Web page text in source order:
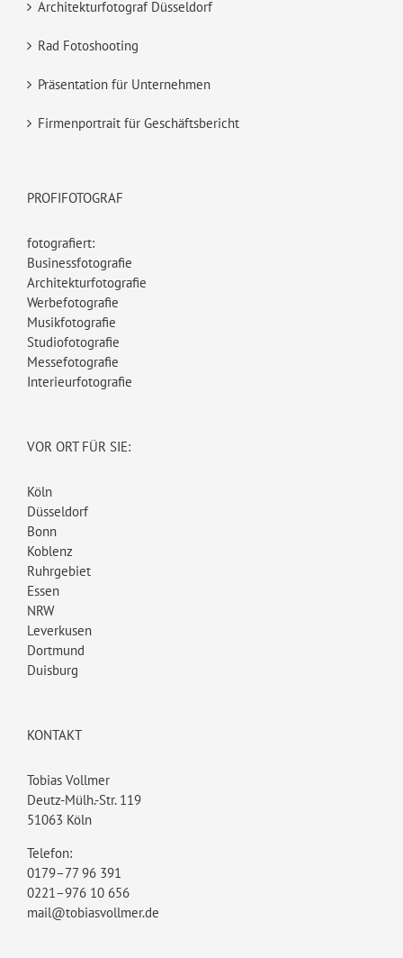
Architekturfotograf Düsseldorf
Rad Fotoshooting
Präsentation für Unternehmen
Firmenportrait für Geschäftsbericht
PROFIFOTOGRAF
fotografiert:
Businessfotografie
Architekturfotografie
Werbefotografie
Musikfotografie
Studiofotografie
Messefotografie
Interieurfotografie
VOR ORT FÜR SIE:
Köln
Düsseldorf
Bonn
Koblenz
Ruhrgebiet
Essen
NRW
Leverkusen
Dortmund
Duisburg
KONTAKT
Tobias Vollmer
Deutz-Mülh.-Str. 119
51063 Köln
Telefon:
0179–77 96 391
0221–976 10 656
mail@tobiasvollmer.de